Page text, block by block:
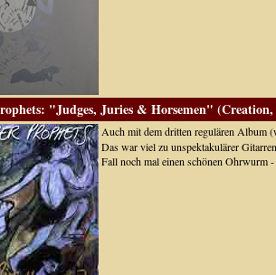
"Judges, Juries & Horsemen" (Creation,
Auch mit dem dritten regulären Album
Das war viel zu unspektakulärer
Fall noch mal einen schönen Ohrwurm